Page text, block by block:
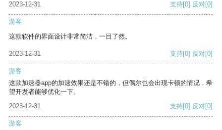
2023-12-31 支持[0] 反对[0]
游客
这款软件的界面设计非常简洁，一目了然。
2023-12-31 支持[0] 反对[0]
游客
这款加速器app的加速效果还是不错的，但偶尔也会出现卡顿的情况，希
望开发者能够优化一下。
2023-12-31
支持[0] 反对[0]
游客